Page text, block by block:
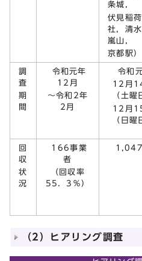
条城，
伏見稲
社，清水
嵐山，
京都駅）
調
査
期
間
令和元年
12月
～令和2年
2月
令和
12月
（土曜
12月
（日曜
回
収
状
況
166事業
者
（回収率
55．3％）
1,047
（2）ヒアリング調査